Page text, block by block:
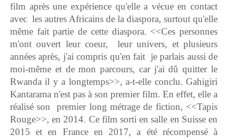
film après une expérience qu'elle a vécue en contact
avec les autres Africains de la diaspora, surtout qu'elle
même fait partie de cette diaspora. <<Ces personnes
m'ont ouvert leur coeur, leur univers, et plusieurs
années après, j'ai compris qu'en fait je parlais aussi de
moi-même et de mon parcours, car j'ai dû quitter le
Rwanda il y a longtemps>>, a-t-elle conclu. Gahigiri
Kantarama n'est pas à son premier film. En effet, elle a
réalisé son premier long métrage de fiction, <<Tapis
Rouge>>, en 2014. Ce film sorti en salle en Suisse en
2015 et en France en 2017, a été récompensé à